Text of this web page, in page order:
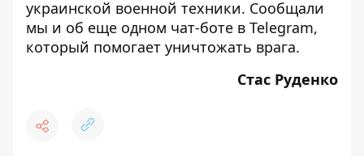
украинской военной техники. Сообщали
мы и об еще одном чат-боте в Telegram,
который помогает уничтожать врага.
Стас Руденко